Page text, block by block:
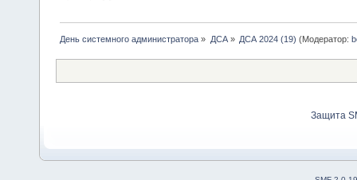
День системного администратора » ДСА» ДСА 2024 (19) (Модератор:
Защита